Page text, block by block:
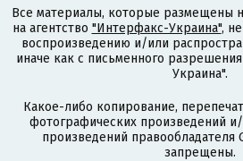
Все материалы, которые размещены
на агентство "Интерфакс-Украина",
воспроизведению и/или
иначе как с письменного
Украина".
Какое-либо копирование,
фотографических произведений
произведений правообладателя
запрещены.